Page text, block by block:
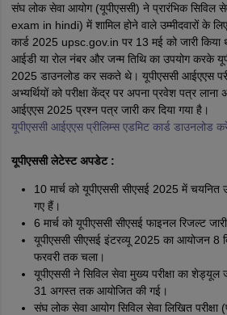
संघ लोक सेवा आयोग (यूपीएससी) ने प्रारंभिक सिविल
exam in hindi) में शामिल होने वाले उम्मीदवारों के
कार्ड 2025 upsc.gov.in पर 13 मई को जारी किया
आईडी या रोल नंबर और जन्म तिथि का उपयोग करके
2025 डाउनलोड कर सकते थे। यूपीएससी आईएएस
अभ्यर्थियों को परीक्षा केंद्र पर अपना प्रवेश पत्र लाना
आईएएस 2025 प्रश्न पत्र जारी कर दिया गया है।
यूपीएससी आईएएस प्रीलिम्स एडमिट कार्ड डाउनलोड
यूपीएससी लेटेस्ट अपडेट :
10 मार्च को यूपीएससी सीएसई 2025 में चयनित
गए हैं।
6 मार्च को यूपीएससी सीएसई फाइनल रिजल्ट
यूपीएससी सीएसई इंटरव्यू 2025 का आयोजन
फरवरी तक चला।
यूपीएससी ने सिविल सेवा मुख्य परीक्षा का शेड्यूल
31 अगस्त तक आयोजित की गई।
संघ लोक सेवा आयोग सिविल सेवा लिखित परीक्षा